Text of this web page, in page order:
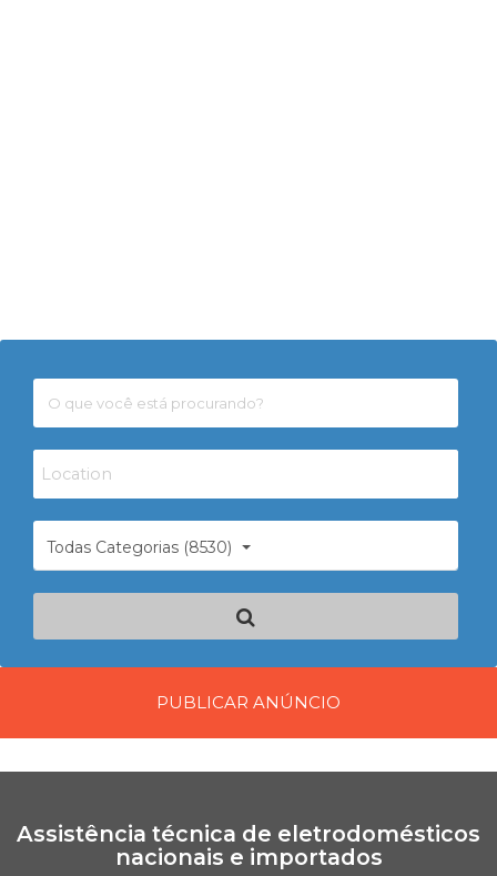
Todas Categorias (8530)
PUBLICAR ANÚNCIO
Assistência técnica de eletrodomésticos
nacionais e importados